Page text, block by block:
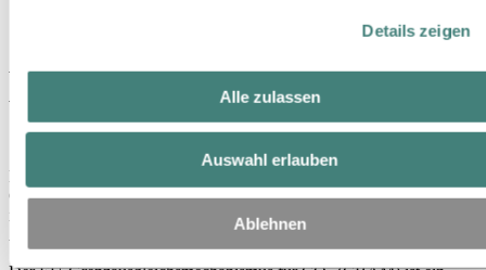
Details zeigen
Alle zulassen
Auswahl erlauben
Ablehnen
CBAM: Europas kohlenstoffarmes
Aluminium ist durch eine große
Aluminiumschrott-Lücke bedroht
15. April 2026
Es sind dringende Maßnahmen erforderlich, um die Lücke im
CBAM-Abkommen für Aluminiumschrott zu schließen, die Europas
industrielle Wettbewerbsfähigkeit, Klimaschutzziele, strategische
Autonomie und Ziele der Kreislaufwirtschaft untergräbt.